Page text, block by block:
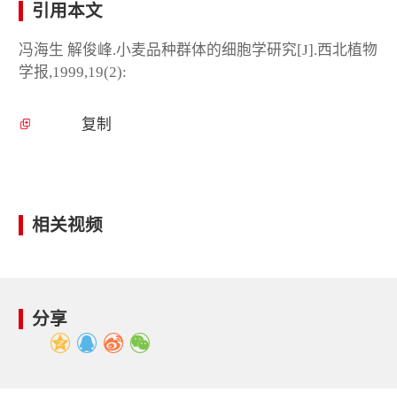
引用本文
冯海生 解俊峰.小麦品种群体的细胞学研究[J].西北植物
学报,1999,19(2):
复制
相关视频
分享